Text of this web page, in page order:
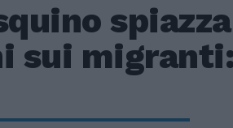
sui